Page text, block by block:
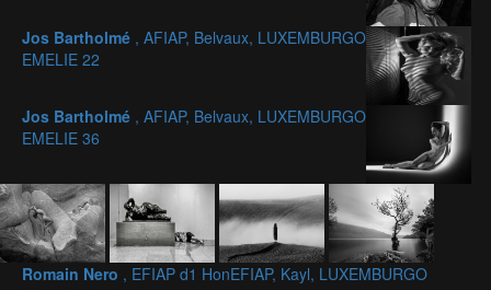
Jos Bartholmé , AFIAP, Belvaux, LUXEMBURGO
EMELIE 22
Jos Bartholmé , AFIAP, Belvaux, LUXEMBURGO
EMELIE 36
Romain Nero , EFIAP d1 HonEFIAP, Kayl, LUXEMBURGO